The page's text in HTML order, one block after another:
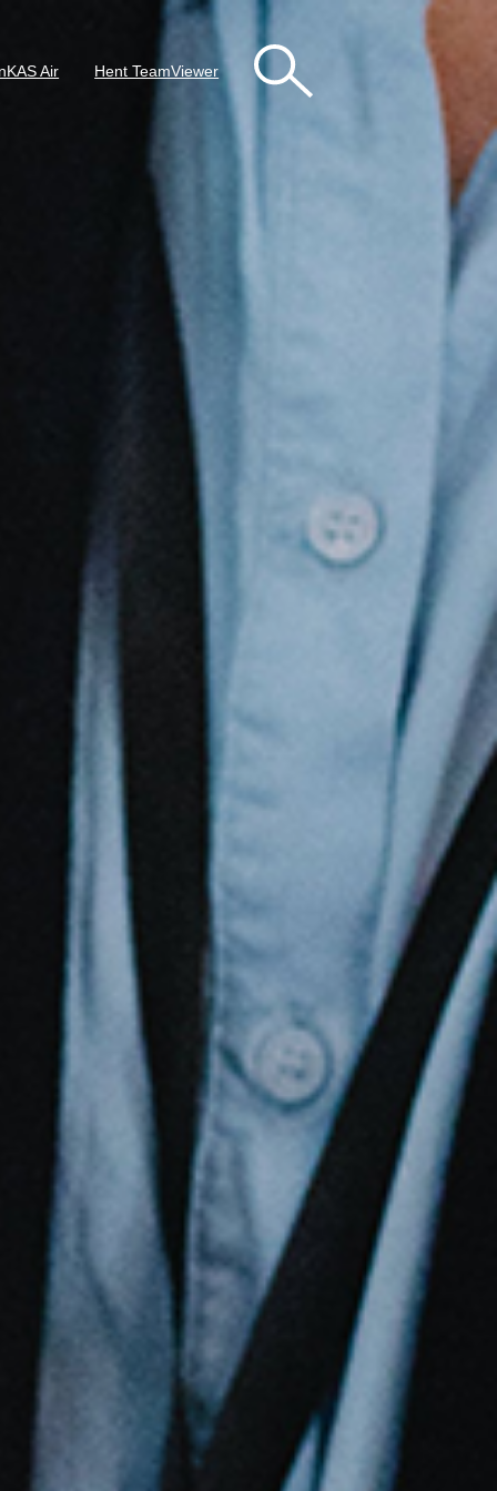
Air Hent TeamViewer